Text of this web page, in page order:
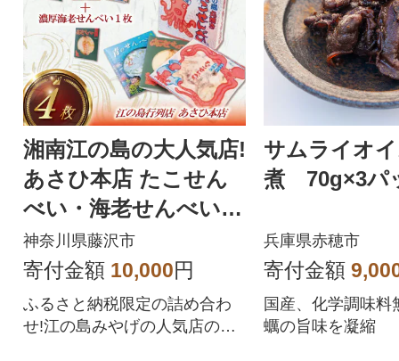
湘南江の島の大人気店!
あさひ本店 たこせん
べい・海老せんべい・
青のせんべい お試し
セット
神奈川県藤沢市
寄付金額 10,000円
ふるさと納税限定の詰め合わ
せ!江の島みやげの人気店のせ
サムライオ
煮 70g×3パ
兵庫県赤穂市
寄付金額
国産、化学調味料
蠣の旨味を凝縮